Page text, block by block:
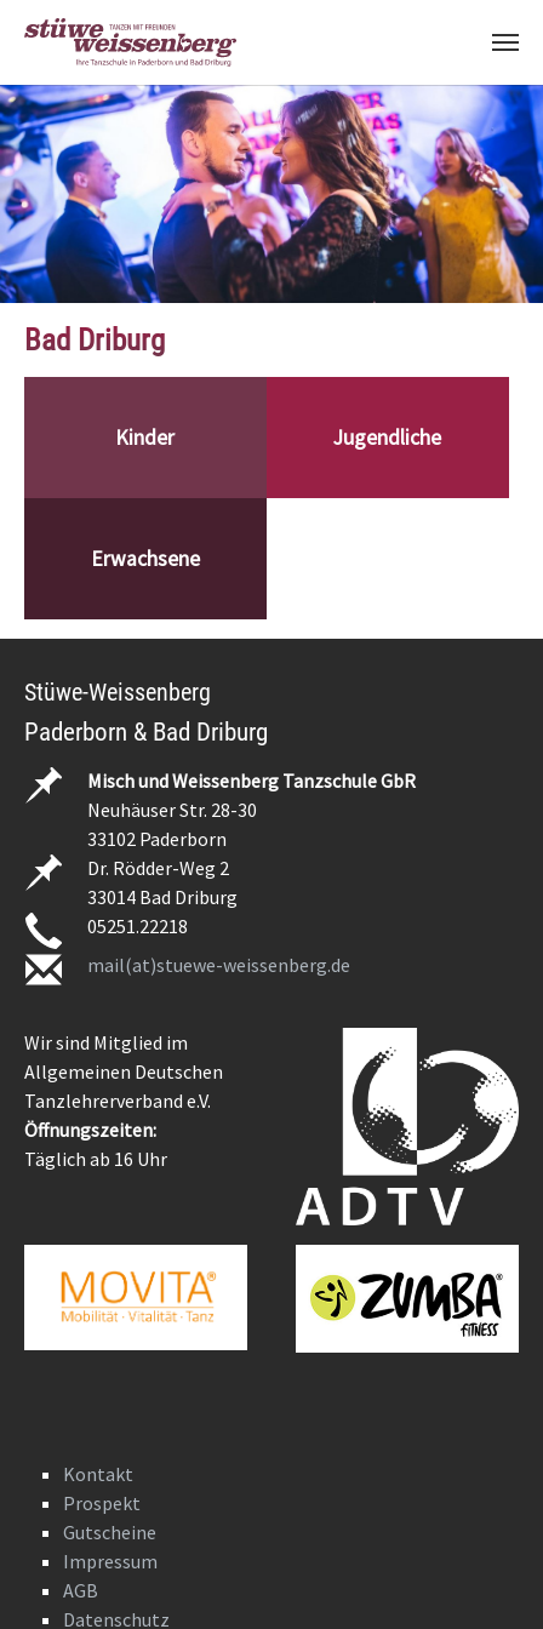
Zum Hauptinhalt springen
Bad Driburg
Kinder Jugendliche
Erwachsene
Stüwe-Weissenberg
Paderborn & Bad Driburg
Misch und Weissenberg Tanzschule GbR
Neuhäuser Str. 28-30
33102 Paderborn
Dr. Rödder-Weg 2
33014 Bad Driburg
05251.22218
mail(at)stuewe-weissenberg.de
Wir sind Mitglied im
Allgemeinen Deutschen
Tanzlehrerverband e.V.
Öffnungszeiten:
Täglich ab 16 Uhr
Kontakt
Prospekt
Gutscheine
Impressum
AGB
Datenschutz